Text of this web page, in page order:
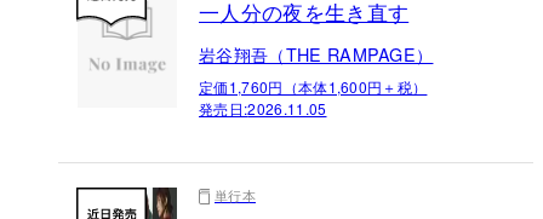
一人分の夜を生き直す
岩谷翔吾（THE RAMPAGE）
定価1,760円（本体1,600円＋税）
発売日:2026.11.05
単行本